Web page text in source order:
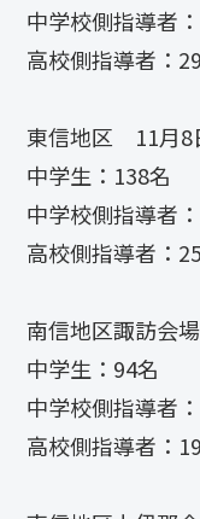
中学校側指導者
高校側指導者：
東信地区 11月8
中学生：138名
中学校側指導者
高校側指導者：
南信地区諏訪会
中学生：94名
中学校側指導者
高校側指導者：